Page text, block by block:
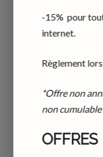
-15% pour
internet.
Règlement
*Offre non
non
et non rétroactive.